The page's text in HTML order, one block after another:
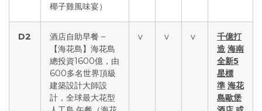
椰子雞風味宴）
D2
酒店自助早餐 –
【海花島】海花島
總投資1600億，由
600多名世界頂級
建築設計大師設
計，全球最大花型
v v v
千億打
造 海南
全新5
星標
準 海花
島歐堡